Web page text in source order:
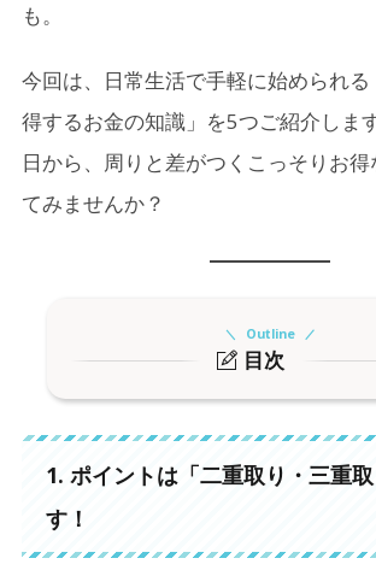
も。
今回は、日常生活で手軽に始められる
得するお金の知識」を5つご紹介しま
日から、周りと差がつくこっそりお
てみませんか？
目次
Outline
2. 2. ATM手数料、まだ払ってる？無料
用しよう
3. 3. 投資初心者でも得しやすい「つみ
1. ポイントは「二重取り・三重
す！